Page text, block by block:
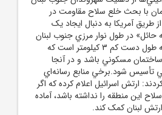
با بحث خلع سلاح مقاومت در
طريق آمريکا به دنبال ايجاد يک
در طول نوار مرزي جنوب لبنان
با سرزمين‌هاي اشغالي به طول دست کم 3 کيلومتر است که
مسکوني باشد و در آنجا
تأسيس شود.برخي منابع رسانه‌اي
ارتش اسرائيل اعلام کرده که اگر
اين منطقه را نداشته باشد، آماده
لبنان کمک کند.